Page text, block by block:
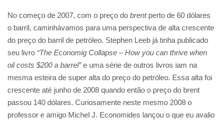
No começo de 2007, com o preço do brentperto de 60 dólares
o barril, caminhávamos para uma perspectiva de alta crescente
do preço do barril de petróleo. Stephen Leeb já tinha publicado
seu livro “The Economig Collapse – How you can thrive when
oil costs $200 a barrel”e uma série de outros livros iam na
mesma esteira de super alta do preço do petróleo. Essa alta foi
crescente até junho de 2008 quando então o preço do brent
passou 140 dólares. Curiosamente neste mesmo 2008 o
professor e amigo Michel J. Economides lançou o que eu avalio